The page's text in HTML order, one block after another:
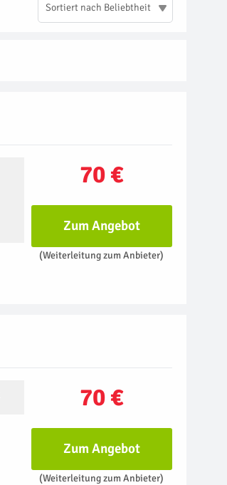
Sortiert nach Beliebtheit
70 €
Zum Angebot
(Weiterleitung zum Anbieter)
70 €
Zum Angebot
(Weiterleitung zum Anbieter)